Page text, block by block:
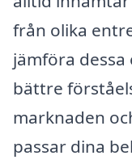
från olika
jämföra
bättre
marknaden
passar dina